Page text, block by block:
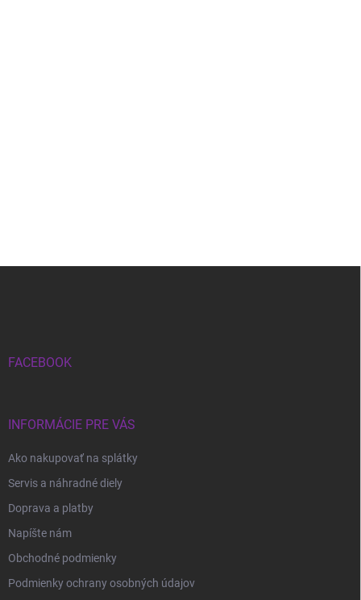
FACEBOOK
INFORMÁCIE PRE VÁS
Ako nakupovať na splátky
Servis a náhradné diely
Doprava a platby
Napíšte nám
Obchodné podmienky
Podmienky ochrany osobných údajov